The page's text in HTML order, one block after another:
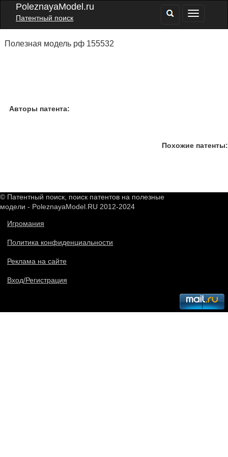
PoleznayaModel.ru
Патентный поиск
Полезная модель рф 155532
Авторы патента:
Похожие патенты:
© Патентный поиск, поиск патентов на полезные
модели - PoleznayaModel.RU 2012-2024
Игромания
Политика конфиденциальности
Реклама на сайте
Вход/Регистрация